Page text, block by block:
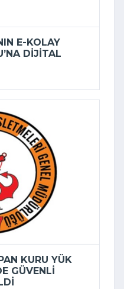
E-KOLAY
DIJITAL
KURU YÜK
GÜVENLI